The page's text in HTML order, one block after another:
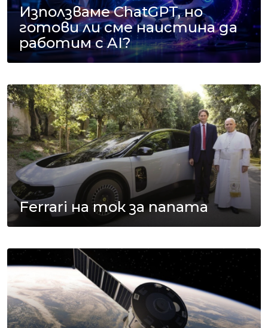
Използваме ChatGPT, но
готови ли сме наистина да
работим с AI?
Ferrari на ток за папата